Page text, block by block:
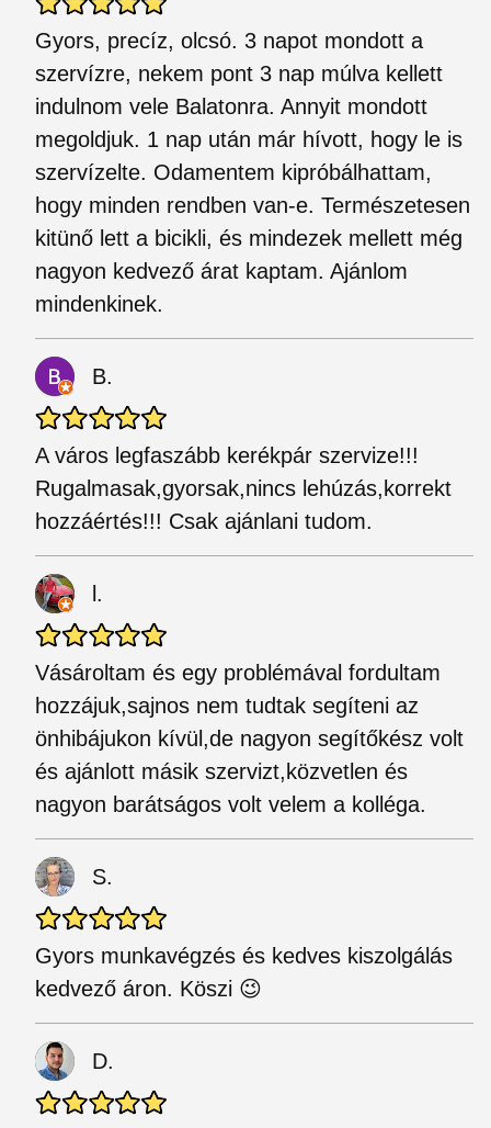
Gyors, precíz, olcsó. 3 napot mondott a
szervízre, nekem pont 3 nap múlva kellett
indulnom vele Balatonra. Annyit mondott
megoldjuk. 1 nap után már hívott, hogy le is
szervízelte. Odamentem kipróbálhattam,
hogy minden rendben van-e. Természetesen
kitünő lett a bicikli, és mindezek mellett még
nagyon kedvező árat kaptam. Ajánlom
mindenkinek.
B.
A város legfaszább kerékpár szervize!!!
Rugalmasak,gyorsak,nincs lehúzás,korrekt
hozzáértés!!! Csak ajánlani tudom.
l.
Vásároltam és egy problémával fordultam
hozzájuk,sajnos nem tudtak segíteni az
önhibájukon kívül,de nagyon segítőkész volt
és ajánlott másik szervizt,közvetlen és
nagyon barátságos volt velem a kolléga.
S.
Gyors munkavégzés és kedves kiszolgálás
kedvező áron. Köszi 😉
D.